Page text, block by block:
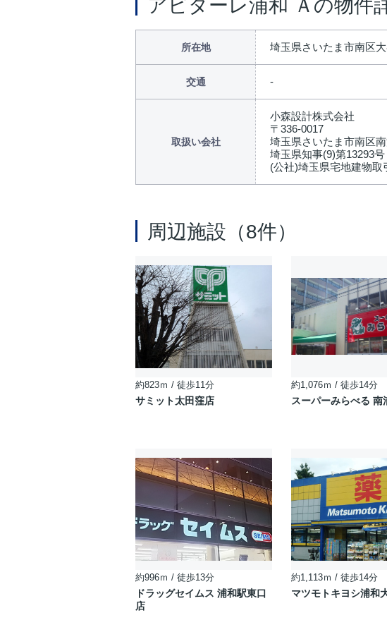
アビターレ浦和 Ａの物件
所在地 埼玉県さいたま市南区
交通
取扱い会社
小森設計株式会社
〒336-0017
埼玉県さいたま市南区
埼玉県知事(9)第13293号
(公社)埼玉県宅地建物
周辺施設（8件）
約823ｍ / 徒歩11分
サミット太田窪店
約1,076ｍ / 徒歩14分
スーパーみらべる 南
約996ｍ / 徒歩13分
ドラッグセイムス 浦和駅東口
店
約1,113ｍ / 徒歩14分
マツモトキヨシ浦和